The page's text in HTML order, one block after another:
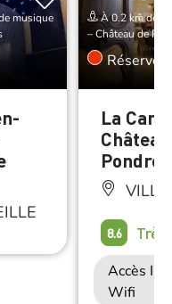
musique
À 0.2 km de
– Château de
Réserver
La
Pondres
8.6 Très
Accès
Wifi